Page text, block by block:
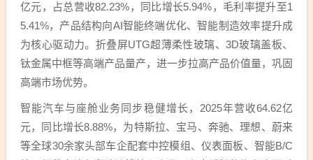
亿元，占总营收82.23%，同比增长5.94%，毛利率提升至1
5.41%，产品结构向AI智能终端优化、智能制造效率提升成
为核心驱动力。折叠屏UTG超薄柔性玻璃、3D玻璃盖板、
钛金属中框等高端产品量产，进一步拉高产品价值量，巩固
高端市场优势。
智能汽车与座舱业务同步稳健增长，2025年营收64.62亿
元，同比增长8.88%，为特斯拉、宝马、奔驰、理想、蔚来
等全球30余家头部车企配套中控模组、仪表面板、智能B/C